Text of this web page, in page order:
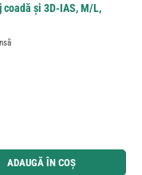
și 3D-IAS, M/L,
pentru a mări sau micșora
ADAUGĂ ÎN COȘ